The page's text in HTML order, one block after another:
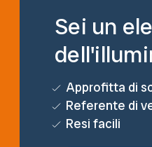
Sei un
Approfitta di
Referente di
Resi facili